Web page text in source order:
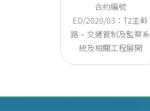
合約編號
ED/2020/03：T2主幹
路 – 交通管制及監察系
統及相關工程展開